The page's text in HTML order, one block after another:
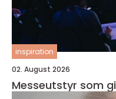
inspiration
02. August 2026
Messeutstyr som